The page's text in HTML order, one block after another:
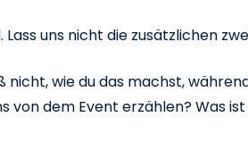
Lass uns nicht die zusätzlichen
nicht, wie du das machst,
von dem Event erzählen? Was